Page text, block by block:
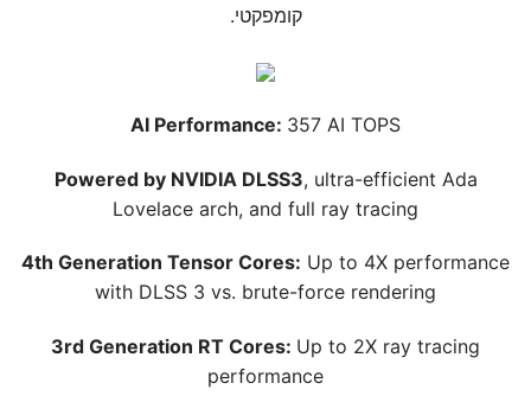
קומפקטי.
AI Performance: 357 AI TOPS
Powered by NVIDIA DLSS3, ultra-efficient Ada
Lovelace arch, and full ray tracing
4th Generation Tensor Cores: Up to 4X performance
with DLSS 3 vs. brute-force rendering
3rd Generation RT Cores: Up to 2X ray tracing
performance